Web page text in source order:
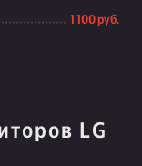
1 100 руб.
LG